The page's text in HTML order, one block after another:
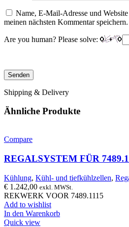
Name, E-Mail-Adresse und
meinen nächsten Kommentar speichern.
Are you human? Please solve:
Shipping & Delivery
Ähnliche Produkte
Compare
REGALSYSTEM FÜR
Kühlung, Kühl- und tiefkühlzellen,
€ 1.242,00 exkl. MWSt.
REKWERK VOOR 7489.1115
Add to wishlist
In den Warenkorb
Quick view